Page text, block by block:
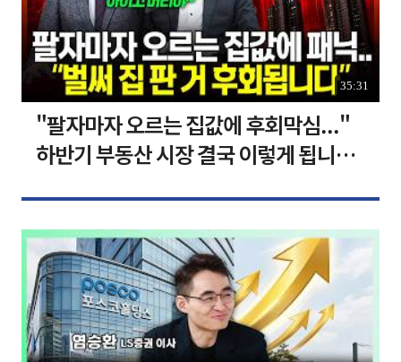
35:31
"팔자마자 오르는 집값에 후회막심..."
하반기 부동산 시장 결국 이렇게 됩니다 I